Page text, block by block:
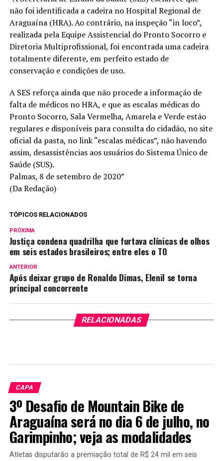
não foi identificada a cadeira no Hospital Regional de
Araguaína (HRA). Ao contrário, na inspeção “in loco”,
realizada pela Equipe Assistencial do Pronto Socorro e
Diretoria Multiprofissional, foi encontrada uma cadeira
totalmente diferente, em perfeito estado de
conservação e condições de uso.
A SES reforça ainda que não procede a informação de
falta de médicos no HRA, e que as escalas médicas do
Pronto Socorro, Sala Vermelha, Amarela e Verde estão
regulares e disponíveis para consulta do cidadão, no site
oficial da pasta, no link “escalas médicas”, não havendo
assim, desassistências aos usuários do Sistema Único de
Saúde (SUS).
Palmas, 8 de setembro de 2020”
(Da Redação)
TÓPICOS RELACIONADOS
PRÓXIMA
Justiça condena quadrilha que furtava clínicas de olhos
em seis estados brasileiros; entre eles o TO
ANTERIOR
Após deixar grupo de Ronaldo Dimas, Elenil se torna
principal concorrente
RELACIONADAS
CAPA
3º Desafio de Mountain Bike de
Araguaína será no dia 6 de julho, no
Garimpinho; veja as modalidades
Atletas disputarão a premiação total de R$ 24 mil em seis